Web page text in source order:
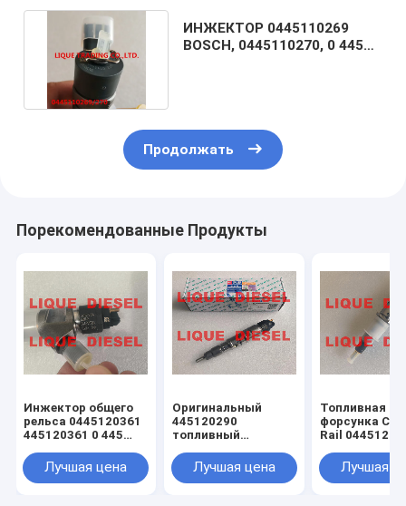
ИНЖЕКТОР 0445110269
BOSCH, 0445110270, 0 445
Продолжать
Порекомендованные Продукты
Инжектор общего
рельса 0445120361
445120361 0 445
Лучшая цена
Оригинальный
445120290
топливный
0445120290 0 445
120 290 L4700-
Лучшая цена
Топливная
форсунка
Rail
120 059 0 445
231 для
Лучшая